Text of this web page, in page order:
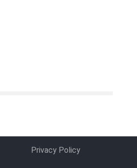
Privacy Policy